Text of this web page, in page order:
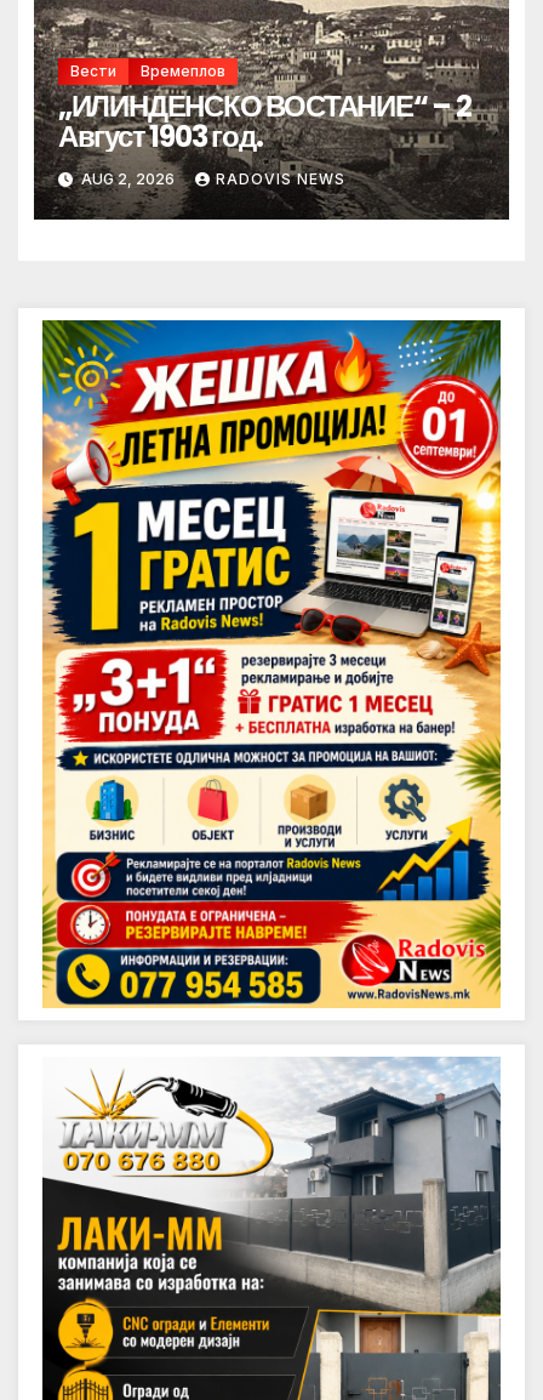
Вести Времеплов
„ИЛИНДЕНСКО ВОСТАНИЕ“ – 2
Август 1903 год.
AUG 2, 2026 RADOVIS NEWS